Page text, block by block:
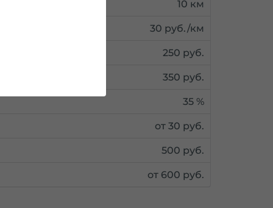
10 км
30 руб./км
250 руб.
350 руб.
35 %
от 30 руб.
500 руб.
от 600 руб.